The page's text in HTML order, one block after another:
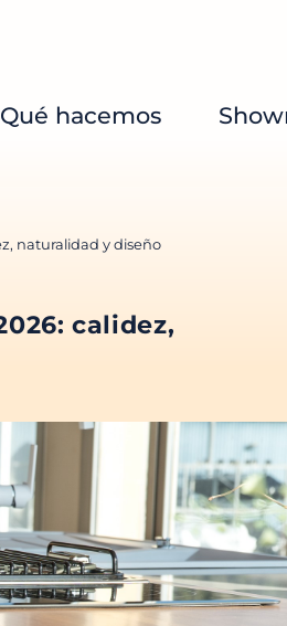
Qué hacemos
naturalidad y diseño
calidez,